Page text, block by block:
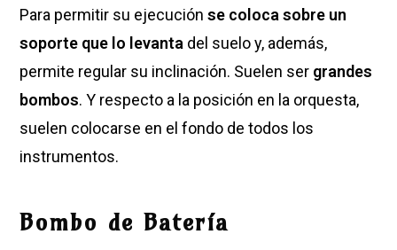
Para permitir su ejecuciónse coloca sobre un
soporte que lo levanta del suelo y, además,
permite regular su inclinación. Suelen ser grandes
bombos. Y respecto a la posición en la orquesta,
suelen colocarse en el fondo de todos los
instrumentos.
Bombo de Batería